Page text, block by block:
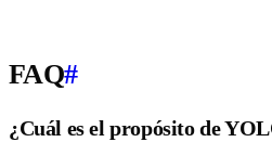
FAQ#
¿Cuál es el propósito de